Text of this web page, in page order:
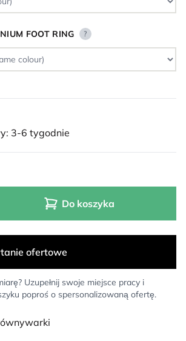
FOOT RING ?
3-6 tygodnie
Do koszyka
Uzupełnij swoje miejsce pracy i
poproś o spersonalizowaną ofertę.
ofertowe